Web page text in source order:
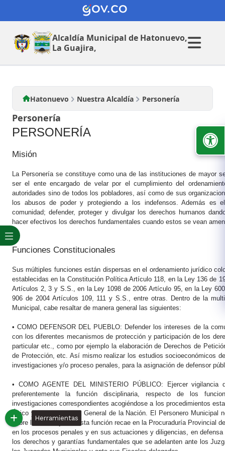
Alcaldía Municipal de Hatonuevo,
La Guajira,
Nuestra Alcaldia
Hatonuevo Nuestra Alcaldía Personería
Personería
PERSONERÍA
Misión
La Personería se constituye como una de las instituciones de mayor
ser el ente encargado de velar por el cumplimiento del
autoridades sino de todos los pobladores, así como de sus
los abusos de poder y protegiendo a los indefensos. Además es
comunidad; defender, proteger y divulgar los derechos humanos
hacer efectivos los derechos fundamentales cuando estos se vean
​
Funciones Constitucionales
Sus múltiples funciones están dispersas en el ordenamiento jurídico
establecidas en la Constitución Política Artículo 118, en la Ley 136 de
Artículos 2, 3 y S.S., en la Ley 1098 de 2006 Artículo 95, en la Ley
906 de 2004 Artículos 109, 111 y S.S., entre otras. Dentro de la
Municipal, cabe resaltar de manera general las siguientes:
• COMO DEFENSOR DEL PUEBLO: Defender los intereses de la
con los diferentes mecanismos de protección y participación de los
particular etc., como por ejemplo la elaboración de Derechos de
de Protección, etc. Así mismo realizar los estudios socioeconómicos
investigaciones y/o proceso penales, para la asignación de defensor
• COMO AGENTE DEL MINISTERIO PÚBLICO: Ejercer vigilancia
preferentemente la función disciplinaria, respecto de los
investigaciones correspondientes acogiéndose a los procedimientos
Único y la Procuraduría General de la Nación. El Personero Municipal
sobre los Concejales, esta función recae en la Procuraduría Provincial
en los procesos penales y en sus actuaciones y diligencias, en
los derechos y garantías fundamentales que se adelanten ante los
Herramientas